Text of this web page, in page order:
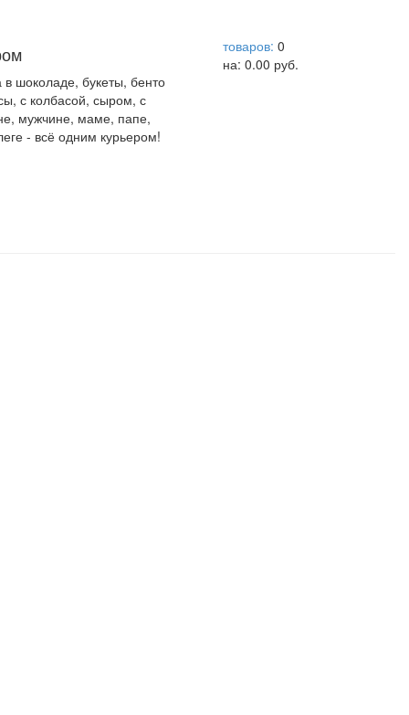
в шоколаде, букеты, бенто
с колбасой, сыром, с
мужчине, маме, папе,
- всё одним курьером!
товаров: 0
на: 0.00 руб.